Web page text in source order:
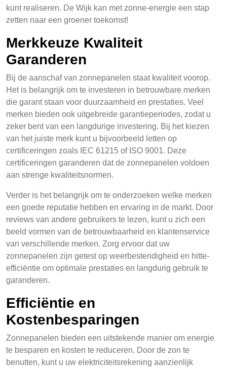
kunt realiseren. De Wijk kan met zonne-energie een stap
zetten naar een groener toekomst!
Merkkeuze Kwaliteit
Garanderen
Bij de aanschaf van zonnepanelen staat kwaliteit voorop.
Het is belangrijk om te investeren in betrouwbare merken
die garant staan voor duurzaamheid en prestaties. Veel
merken bieden ook uitgebreide garantieperiodes, zodat u
zeker bent van een langdurige investering. Bij het kiezen
van het juiste merk kunt u bijvoorbeeld letten op
certificeringen zoals IEC 61215 of ISO 9001. Deze
certificeringen garanderen dat de zonnepanelen voldoen
aan strenge kwaliteitsnormen.
Verder is het belangrijk om te onderzoeken welke merken
een goede reputatie hebben en ervaring in de markt. Door
reviews van andere gebruikers te lezen, kunt u zich een
beeld vormen van de betrouwbaarheid en klantenservice
van verschillende merken. Zorg ervoor dat uw
zonnepanelen zijn getest op weerbestendigheid en hitte-
efficiëntie om optimale prestaties en langdurig gebruik te
garanderen.
Efficiëntie en
Kostenbesparingen
Zonnepanelen bieden een uitstekende manier om energie
te besparen en kosten te reduceren. Door de zon te
benutten, kunt u uw elektriciteitsrekening aanzienlijk